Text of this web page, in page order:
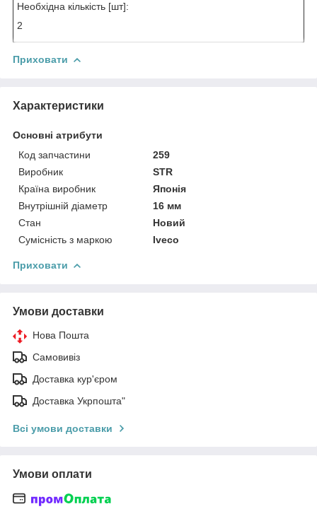
Необхідна кількість [шт]:
2
Приховати
Характеристики
Основні атрибути
Код запчастини
259
Виробник
STR
Країна виробник
Японія
Внутрішній діаметр
16 мм
Стан
Новий
Сумісність з маркою
Iveco
Приховати
Умови доставки
Нова Пошта
Самовивіз
Доставка кур'єром
Доставка Укрпошта"
Всі умови доставки
Умови оплати